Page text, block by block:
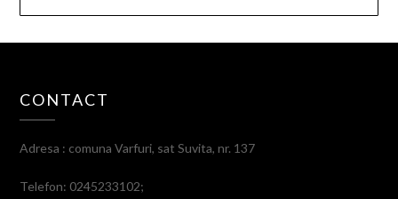
CONTACT
Adresa : comuna Varfuri, sat Suvita, nr. 137
Telefon: 0245233102;